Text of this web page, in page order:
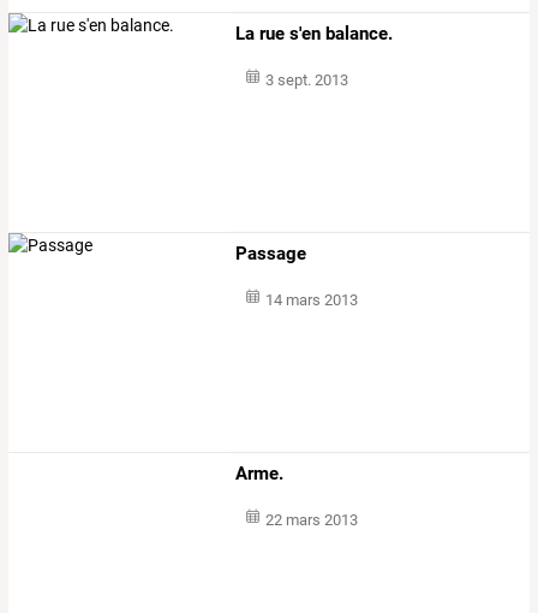
La rue s'en balance.
3 sept. 2013
Passage
14 mars 2013
Arme.
22 mars 2013